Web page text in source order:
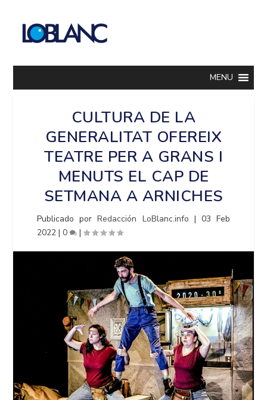
MENU
CULTURA DE LA
GENERALITAT OFEREIX
TEATRE PER A GRANS I
MENUTS EL CAP DE
SETMANA A ARNICHES
Publicado porRedacción LoBlanc.info | 03 Feb
2022 |0 |